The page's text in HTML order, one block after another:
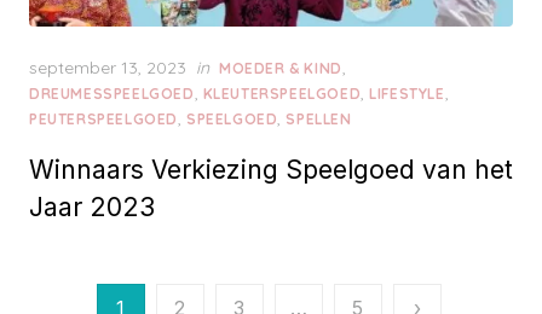
P
o
s
e
o
september 13, 2023 in MOEDER & KIND,
DREUMESSPEELGOED, KLEUTERSPEELGOED,LIFESTYLE,
PEUTERSPEELGOED, SPEELGOED,SPELLEN
Winnaars Verkiezing Speelgoed van het
Jaar 2023
1 2 3 … 5 ›